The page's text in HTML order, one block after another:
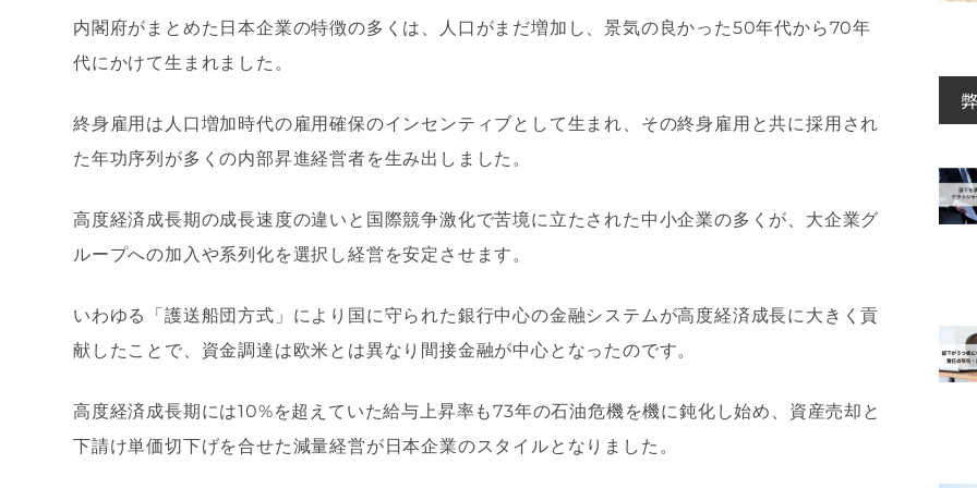
内閣府がまとめた日本企業の特徴の多くは、人口がまだ増加し、景気の良かった50年代から70年
代にかけて生まれました。
終身雇用は人口増加時代の雇用確保のインセンティブとして生まれ、その終身雇用と共に採用され
た年功序列が多くの内部昇進経営者を生み出しました。
高度経済成長期の成長速度の違いと国際競争激化で苦境に立たされた中小企業の多くが、大企業グ
ループへの加入や系列化を選択し経営を安定させます。
いわゆる「護送船団方式」により国に守られた銀行中心の金融システムが高度経済成長に大きく貢
献したことで、資金調達は欧米とは異なり間接金融が中心となったのです。
高度経済成長期には10%を超えていた給与上昇率も73年の石油危機を機に鈍化し始め、資産売却と
下請け単価切下げを合せた減量経営が日本企業のスタイルとなりました。